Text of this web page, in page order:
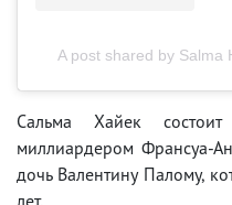
A post shared by Salma
Сальма Хайек
миллиардером Франсуа-
дочь Валентину Палому,